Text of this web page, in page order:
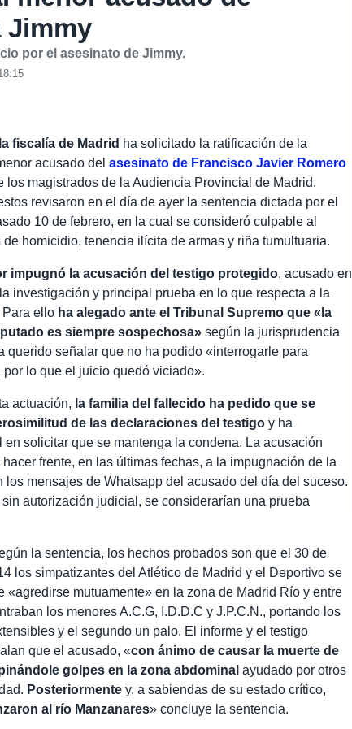
Jimmy
por el asesinato de Jimmy.
fiscalía de Madrid ha solicitado la ratificación de la
acusado delasesinato de Francisco Javier Romero
los magistrados de la Audiencia Provincial de Madrid.
revisaron en el día de ayer la sentencia dictada por el
10 de febrero, en la cual se consideró culpable al
homicidio, tenencia ilícita de armas y riña tumultuaria.
impugnó la acusación del testigo protegido, acusado en
investigación y principal prueba en lo que respecta a la
ello ha alegado ante el Tribunal Supremo que «la
es siempre sospechosa» según la jurisprudencia
querido señalar que no ha podido «interrogarle para
lo que el juicio quedó viciado».
actuación, la familia del fallecido ha pedido que se
de las declaraciones del testigo y ha
solicitar que se mantenga la condena. La acusación
frente, en las últimas fechas, a la impugnación de la
los mensajes de Whatsapp del acusado del día del suceso.
autorización judicial, se considerarían una prueba
la sentencia, los hechos probados son que el 30 de
los simpatizantes del Atlético de Madrid y el Deportivo se
«agredirse mutuamente» en la zona de Madrid Río y entre
los menores A.C.G, I.D.D.C y J.P.C.N., portando los
y el segundo un palo. El informe y el testigo
que el acusado, «con ánimo de causar la muerte de
golpes en la zona abdominal ayudado por otros
Posteriormente y, a sabiendas de su estado crítico,
al río Manzanares» concluye la sentencia.